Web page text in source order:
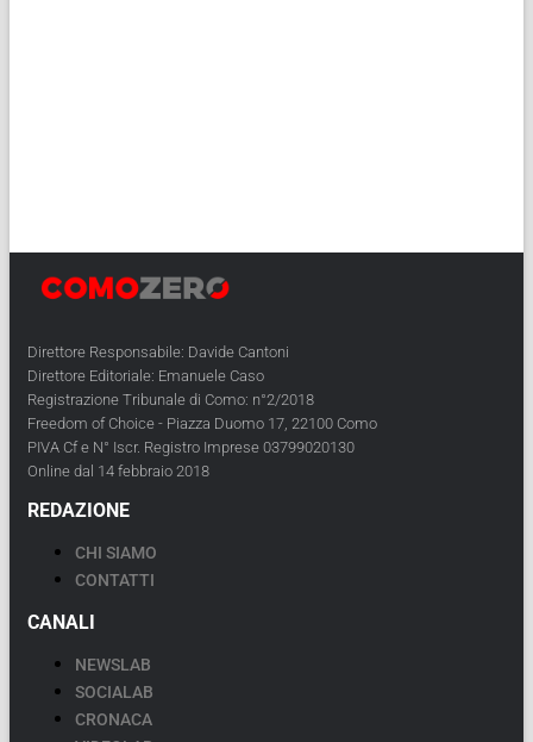
Direttore Responsabile: Davide Cantoni
Direttore Editoriale: Emanuele Caso
Registrazione Tribunale di Como: n°2/2018
Freedom of Choice - Piazza Duomo 17, 22100 Como
PIVA Cf e N° Iscr. Registro Imprese 03799020130
Online dal 14 febbraio 2018
REDAZIONE
CHI SIAMO
CONTATTI
CANALI
NEWSLAB
SOCIALAB
CRONACA